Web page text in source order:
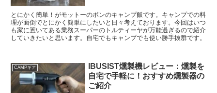
とにかく簡単！がモットーのボンのキャンプ飯です。キャンプでの料
理が面倒でとにかく簡単にしたいと日々考えております。今回はいつ
も家に置いてある業務スーパーのトルティーヤが万能過ぎるので紹介
していきたいと思います。自宅でもキャンプでも使い勝手抜群です。
CAMPギア
IBUSIST燻製機レビュー：燻製を
自宅で手軽に！おすすめ燻製器の
ご紹介